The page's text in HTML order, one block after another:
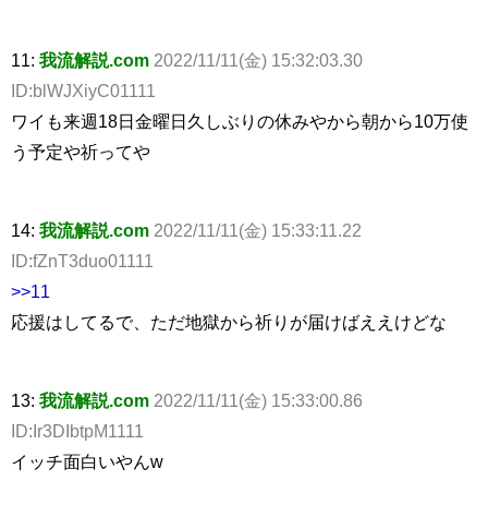
11: 我流解説.com 2022/11/11(金) 15:32:03.30
ID:blWJXiyC01111
ワイも来週18日金曜日久しぶりの休みやから朝から10万使
う予定や祈ってや
14: 我流解説.com 2022/11/11(金) 15:33:11.22
ID:fZnT3duo01111
>>11
応援はしてるで、ただ地獄から祈りが届けばええけどな
13: 我流解説.com 2022/11/11(金) 15:33:00.86
ID:Ir3DIbtpM1111
イッチ面白いやんw